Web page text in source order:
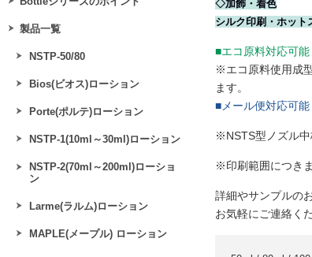
◇加飾・着色
シルク印刷・ホット
■エコ原料対応可能
※エコ原料使用成
ます。
■メール便対応可能
※NSTS型ノズル
※印刷範囲につき
詳細やサンプルの
お気軽にご連絡く
製品一覧
NSTP-50/80
Bios(ビオス)ローション
Porte(ポルテ)ローション
NSTP-1(10ml～30ml)ローション
NSTP-2(70ml～200ml)ローショ
ン
Larme(ラルム)ローション
MAPLE(メープル) ローション